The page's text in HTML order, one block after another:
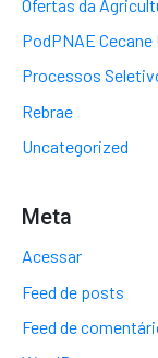
Ofertas da
PodPNAE Cecane
Processos
Rebrae
Uncategorized
Meta
Acessar
Feed de posts
Feed de